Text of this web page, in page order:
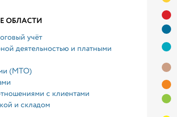
ОБЛАСТИ
учёт
деятельностью и платными
(МТО)
с клиентами
и складом